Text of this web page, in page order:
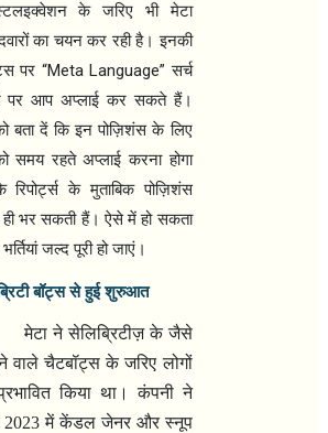
के जरिए भी मेटा
का चयन कर रही है। इनकी
पर “Meta Language”सर्च
पर आप अप्लाई कर सकते हैं।
बता दें कि इन पोज़िशंस के लिए
समय रहते अप्लाई करना होगा
रिपोर्ट्स के मुताबिक पोज़िशंस
भर सकती हैं। ऐसे में हो सकता
जल्द पूरी हो जाएं।
बॉट्स से हुई शुरुआत
मेटा ने सेलिब्रिटीज़ के जैसे
वाले चैटबॉट्स के जरिए लोगों
किया था। कंपनी ने
2023में केंडल जेनर और स्नूप